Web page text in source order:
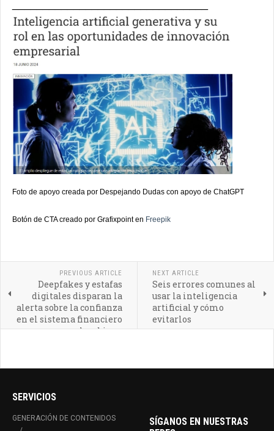
Foto de apoyo creada por Despejando Dudas con apoyo de ChatGPT
Botón de CTA creado por Grafixpoint en Freepik
PREVIOUS ARTICLE
Deepfakes y estafas
digitales disparan la
alerta sobre la confianza
en el sistema financiero
colombiano
NEXT ARTICLE
Seis errores comunes al
usar la inteligencia
artificial y cómo
evitarlos
SERVICIOS
GENERACIÓN DE CONTENIDOS
SÍGANOS EN NUESTRAS